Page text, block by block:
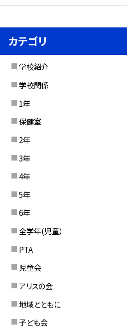
カテゴリ
学校紹介
学校関係
1年
保健室
2年
3年
4年
5年
6年
全学年(児童）
PTA
児童会
アリスの会
地域とともに
子ども会